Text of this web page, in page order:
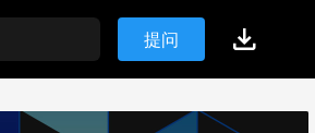
提问